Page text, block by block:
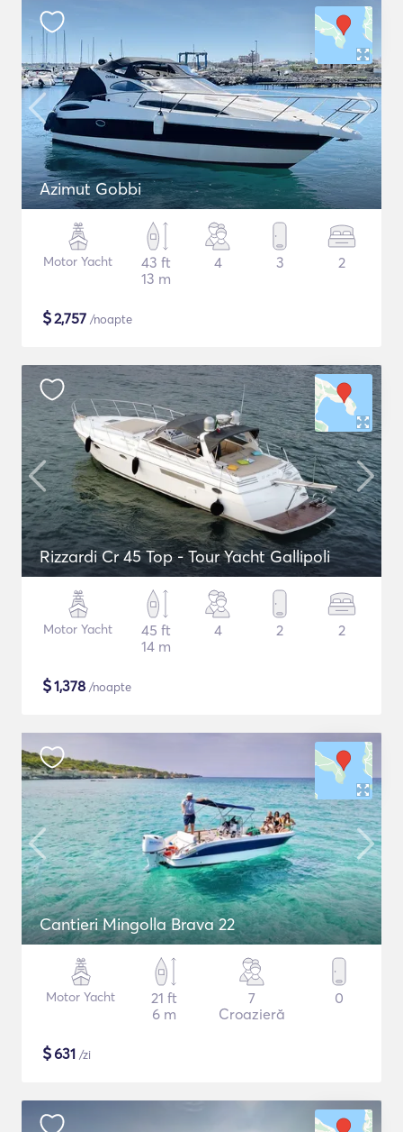
Azimut Gobbi
Motor Yacht
43 ft
13 m
4 3 2
$2,757 /noapte
Rizzardi Cr 45 Top - Tour Yacht Gallipoli
Motor Yacht
45 ft
14 m
4 2 2
$1,378 /noapte
Cantieri Mingolla Brava 22
Motor Yacht
21 ft
6 m
7
Croazieră
0
$631 /zi